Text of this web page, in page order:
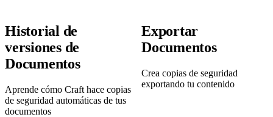
Historial de
versiones de
Documentos
Aprende cómo Craft hace copias
de seguridad automáticas de tus
documentos
Exportar
Documentos
Crea copias de seguridad
exportando tu contenido